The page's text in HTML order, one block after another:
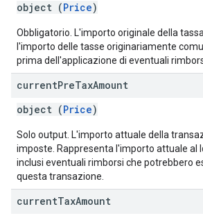
object (Price)
Obbligatorio. L'importo originale della
l'importo delle tasse originariamente
prima dell'applicazione di eventuali
currentPreTaxAmount
object (Price)
Solo output. L'importo attuale della
imposte. Rappresenta l'importo attuale al
inclusi eventuali rimborsi che potrebbero
questa transazione.
currentTaxAmount